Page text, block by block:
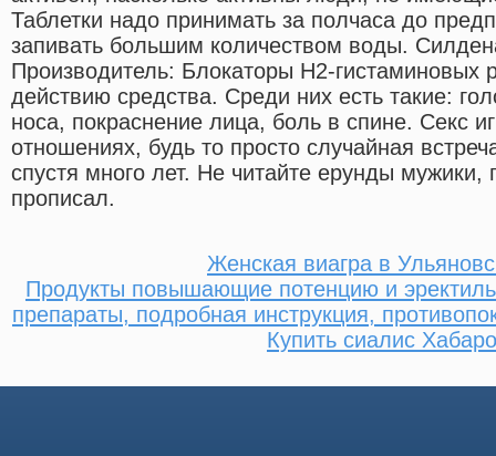
Таблетки надо принимать за полчаса до
запивать большим количеством воды.
Производитель: Блокаторы Н2-гистаминовых
действию средства. Среди них есть такие:
носа, покраснение лица, боль в спине. Секс
отношениях, будь то просто случайная
спустя много лет. Не читайте ерунды мужики,
прописал.
Женская виагра в
Продукты повышающие потенцию и
препараты, подробная инструкция,
Купить сиалис